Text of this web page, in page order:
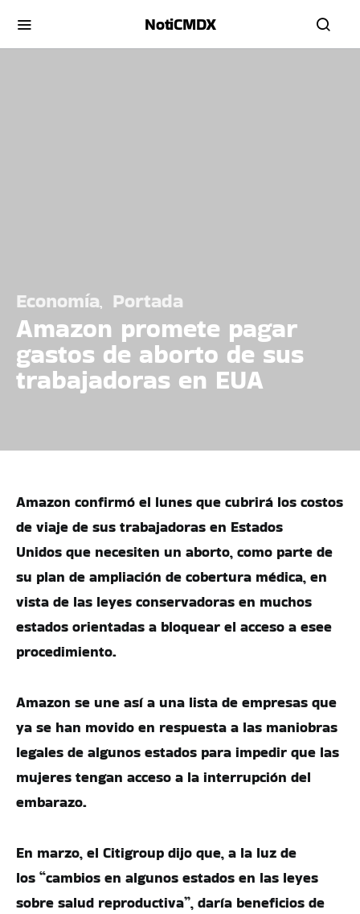
NotiCMDX
Economía Portada
Amazon promete pagar
gastos de aborto de sus
trabajadoras en EUA
Amazon confirmó el lunes que cubrirá los costos
de viaje de sus trabajadoras en Estados
Unidos que necesiten un aborto, como parte de
su plan de ampliación de cobertura médica, en
vista de las leyes conservadoras en muchos
estados orientadas a bloquear el acceso a esee
procedimiento.
Amazon se une así a una lista de empresas que
ya se han movido en respuesta a las maniobras
legales de algunos estados para impedir que las
mujeres tengan acceso a la interrupción del
embarazo.
En marzo, el Citigroup dijo que, a la luz de
los “cambios en algunos estados en las leyes
sobre salud reproductiva”, daría beneficios de